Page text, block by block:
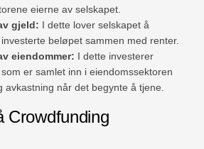
eierne av selskapet.
gjeld: I dette lover selskapet å
beløpet sammen med renter.
eiendommer: I dette investerer
er samlet inn i eiendomssektoren
avkastning når det begynte å tjene.
Crowdfunding